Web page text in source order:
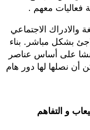
فعاليات معهم .
والادراك الاجتماعي
بشكل مباشر. بناء
على أساس عناصر
أن نصلها لها دور هام
و التفاهم